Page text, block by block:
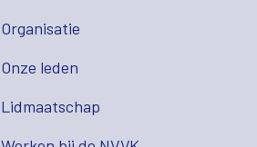
Organisatie
Onze leden
Lidmaatschap